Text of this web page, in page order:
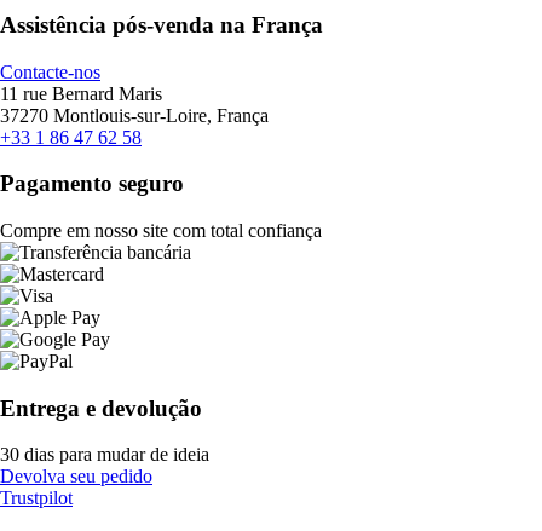
Assistência pós-venda na França
Contacte-nos
11 rue Bernard Maris
37270 Montlouis-sur-Loire, França
+33 1 86 47 62 58
Pagamento seguro
Compre em nosso site com total confiança
Entrega e devolução
30 dias para mudar de ideia
Devolva seu pedido
Trustpilot